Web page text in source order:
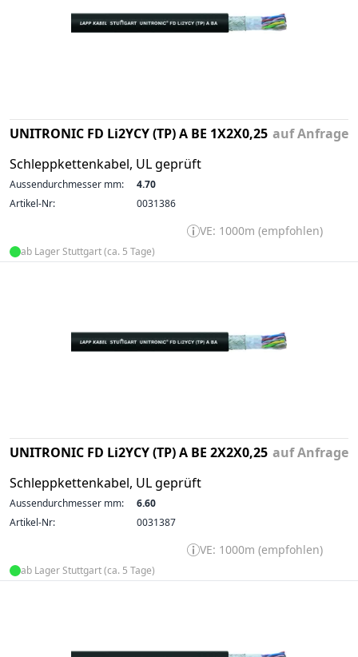
UNITRONIC FD Li2YCY (TP) A BE 1X2X0,25
Schleppkettenkabel, UL geprüft
auf Anfrage
Aussendurchmesser mm:
4.70
Artikel-Nr:
0031386
VE: 1000m (empfohlen)
ab Lager Stuttgart (ca. 5 Tage)
UNITRONIC FD Li2YCY (TP) A BE 2X2X0,25
Schleppkettenkabel, UL geprüft
auf Anfrage
Aussendurchmesser mm:
6.60
Artikel-Nr:
0031387
VE: 1000m (empfohlen)
ab Lager Stuttgart (ca. 5 Tage)